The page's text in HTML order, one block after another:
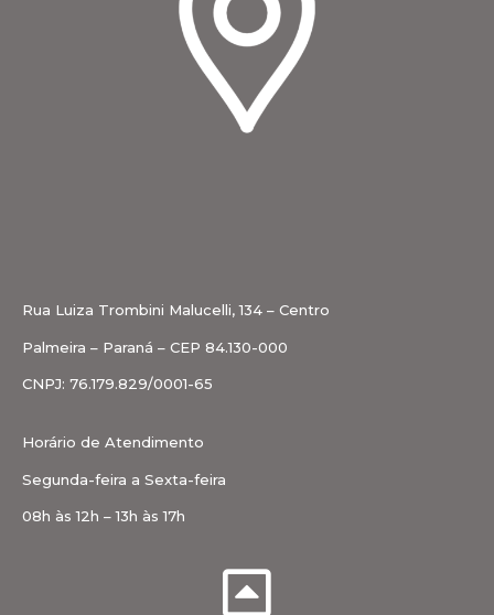
Rua Luiza Trombini Malucelli, 134 – Centro
Palmeira – Paraná – CEP 84.130-000
CNPJ: 76.179.829/0001-65
Horário de Atendimento
Segunda-feira a Sexta-feira
08h às 12h – 13h às 17h